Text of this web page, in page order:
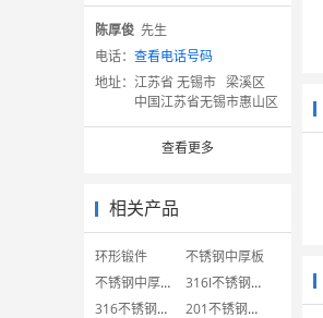
陈厚俊 先生
电话： 查看电话号码
地址： 江苏省 无锡市 梁溪区
中国江苏省无锡市惠山区
查看更多
相关产品
环形锻件
不锈钢中厚板
不锈钢中厚板切割
316l不锈钢中厚板
316不锈钢中厚板
201不锈钢中厚板